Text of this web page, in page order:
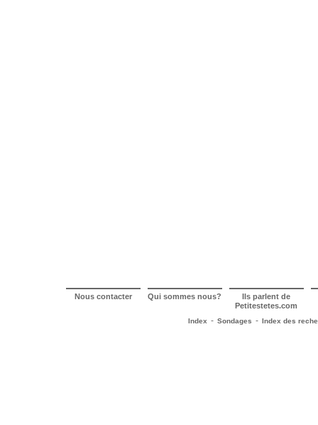
Nous contacter Qui sommes nous? Ils parlent de
Petitestetes.com
Index - Sondages - Index des